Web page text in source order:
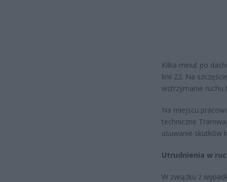
Kilka minut po
linii 22. Na
wstrzymanie ruchu
Na miejscu
techniczne
usuwanie skutków
Utrudnienia w
W związku z